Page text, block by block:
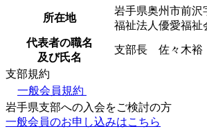
所在地
岩手県奥州市前
福祉法人優愛福祉
代表者の職名
及び氏名
支部長 佐々木裕
支部規約
一般会員規約
岩手県支部への入会をご検討の方
一般会員のお申し込みはこちら